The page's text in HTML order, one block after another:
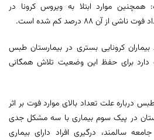
موارد ابتلا به ویروس کرونا در
کرونایی بستری در بیمارستان طبس
برای حفظ این وضعیت تلاش همگانی
علت تعداد بالای موارد فوت بر اثر
در پیک سوم بیماری با سه مشکل جدی
سالمند، درگیری افراد دارای بیماری